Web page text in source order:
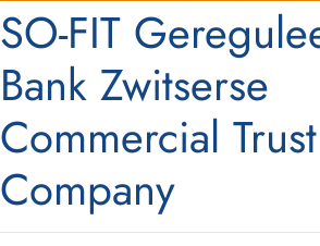
SO-FIT
Bank Zwitserse
Commercial Trust
Company